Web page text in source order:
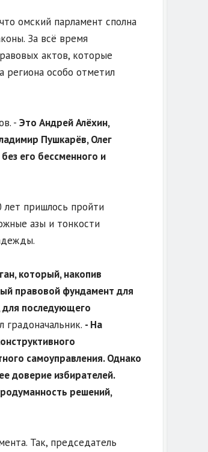
омский парламент сполна
За всё время
актов, которые
региона особо отметил
- Это Андрей Алёхин,
Пушкарёв, Олег
его бессменного и
лет пришлось пройти
азы и тонкости
который, накопив
правовой фундамент для
для последующего
- На
самоуправления. Однако
доверие избирателей.
решений,
Так, председатель